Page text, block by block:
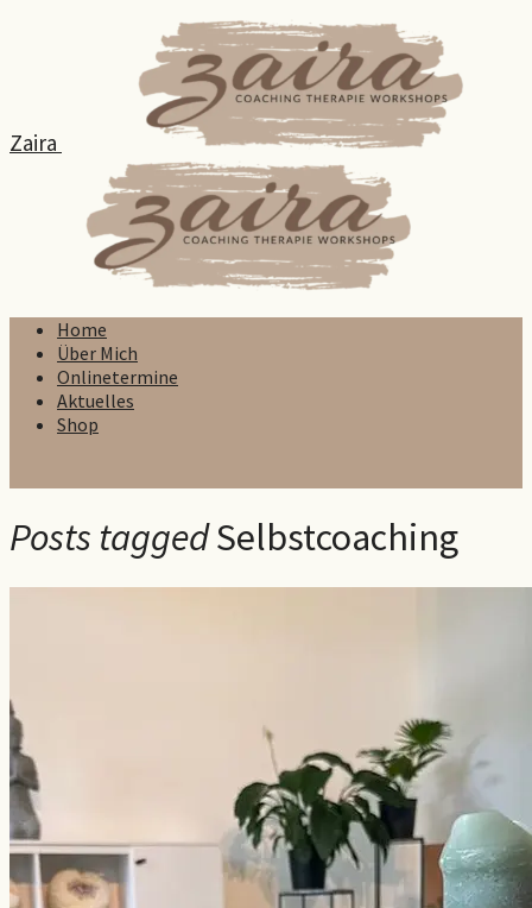
Zaira
Home
Über Mich
Onlinetermine
Aktuelles
Shop
Posts taggedSelbstcoaching